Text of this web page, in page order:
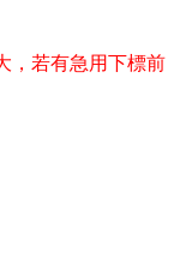
，若有急用下標前